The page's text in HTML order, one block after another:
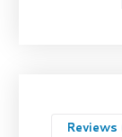
Reviews